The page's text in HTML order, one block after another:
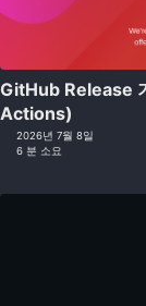
GitHub Release
Actions)
2026년 7월 8일
6 분 소요